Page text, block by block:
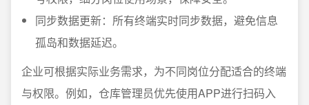
同步数据更新：所有终端实时同步数据，避免信息
孤岛和数据延迟。
企业可根据实际业务需求，为不同岗位分配适合的终端
与权限。例如，仓库管理员优先使用APP进行扫码入